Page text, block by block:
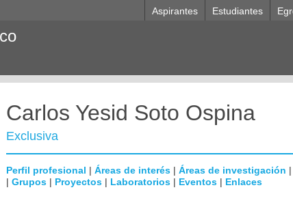
Aspirantes Estudiantes
Carlos Yesid Soto Ospina
Exclusiva
Perfil profesional | Áreas de interés | Áreas de investigación |
| Grupos | Proyectos | Laboratorios | Eventos | Enlaces